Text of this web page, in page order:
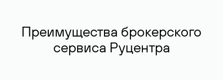
Преимущества брокерского
сервиса Руцентра